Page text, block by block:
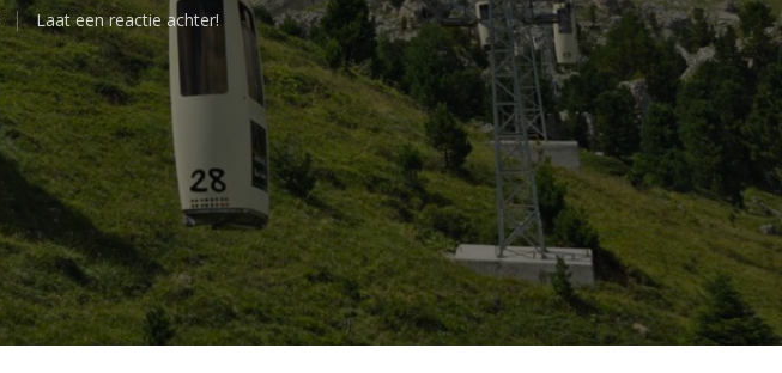
Laat een reactie achter!